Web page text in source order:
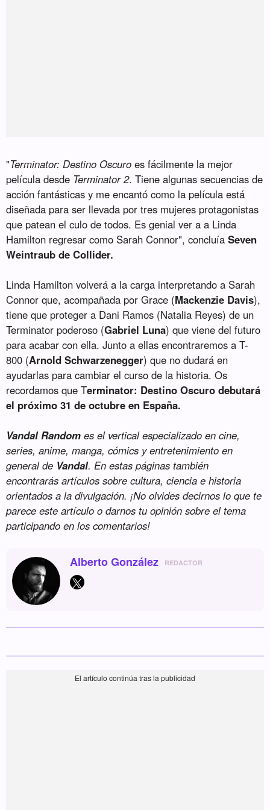
"Terminator: Destino Oscuro es fácilmente la mejor
película desde Terminator 2. Tiene algunas secuencias de
acción fantásticas y me encantó como la película está
diseñada para ser llevada por tres mujeres protagonistas
que patean el culo de todos. Es genial ver a a Linda
Hamilton regresar como Sarah Connor", concluíaSeven
Weintraub de Collider.
Linda Hamilton volverá a la carga interpretando a Sarah
Connor que, acompañada por Grace (Mackenzie Davis),
tiene que proteger a Dani Ramos (Natalia Reyes) de un
Terminator poderoso (Gabriel Luna) que viene del futuro
para acabar con ella. Junto a ellas encontraremos a T-
800 (Arnold Schwarzenegger) que no dudará en
ayudarlas para cambiar el curso de la historia. Os
recordamos que Terminator: Destino Oscuro debutará
el próximo 31 de octubre en España.
Vandal Random es el vertical especializado en cine,
series, anime, manga, cómics y entretenimiento en
general de Vandal. En estas páginas también
encontrarás artículos sobre cultura, ciencia e historia
orientados a la divulgación. ¡No olvides decirnos lo que te
parece este artículo o darnos tu opinión sobre el tema
participando en los comentarios!
Alberto González REDACTOR